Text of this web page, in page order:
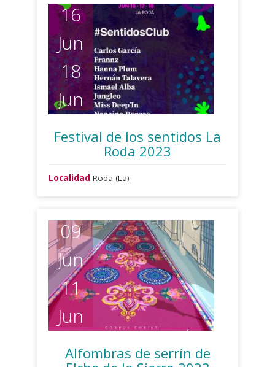
16
Jun
18
Jun
Festival de los sentidos La
Roda 2023
Localidad Roda (La)
09
Jun
11
Jun
Alfombras de serrín de